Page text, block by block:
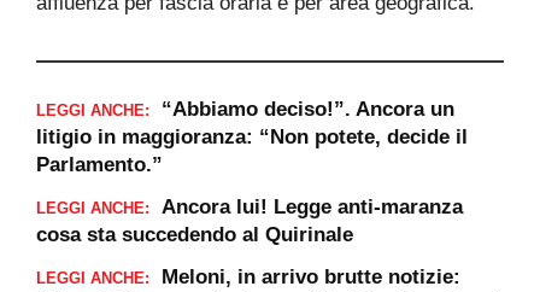
LEGGI ANCHE:
“Abbiamo deciso!”. Ancora un
litigio in maggioranza: “Non potete, decide il
Parlamento.”
LEGGI ANCHE:
Ancora lui! Legge anti-maranza
cosa sta succedendo al Quirinale
LEGGI ANCHE:
Meloni, in arrivo brutte notizie: